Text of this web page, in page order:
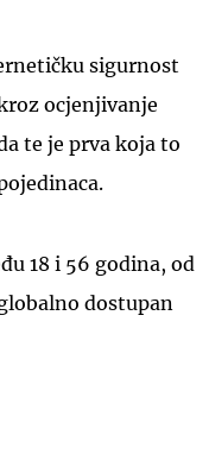
sigurnost
ocjenjivanje
te je prva koja to
18 i 56 godina, od
dostupan